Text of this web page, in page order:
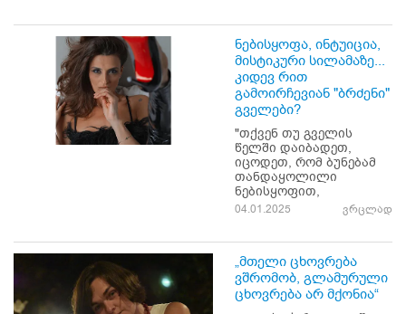
ნებისყოფა, ინტუიცია,
მისტიკური სილამაზე...
კიდევ რით
გამოირჩევიან "ბრძენი"
გველები?
"თქვენ თუ გველის
წელში დაიბადეთ,
იცოდეთ, რომ ბუნებამ
თანდაყოლილი
ნებისყოფით,
04.01.2025 ვრცლად
„მთელი ცხოვრება
ვშრომობ, გლამურული
ცხოვრება არ მქონია“